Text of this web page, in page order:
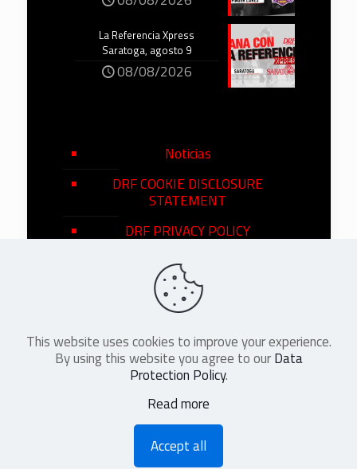
La Referencia Xpress
Saratoga, agosto 9
08/08/2026
Noticias
DRF COOKIE DISCLOSURE
STATEMENT
DRF PRIVACY POLICY
©2026DRF en Español. All Rights
Reserved
This website uses cookies to improve your experience.
By using this website you agree to ourData
Protection Policy.
Read more
Accept all